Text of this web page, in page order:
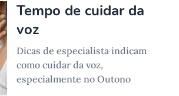
Tempo de cuidar da
voz
Dicas de especialista indicam
como cuidar da voz,
especialmente no Outono